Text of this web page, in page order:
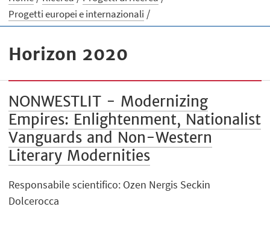
Progetti europei e internazionali
Horizon 2020
NONWESTLIT - Modernizing
Empires: Enlightenment, Nationalist
Vanguards and Non-Western
Literary Modernities
Responsabile scientifico: Ozen Nergis Seckin
Dolcerocca